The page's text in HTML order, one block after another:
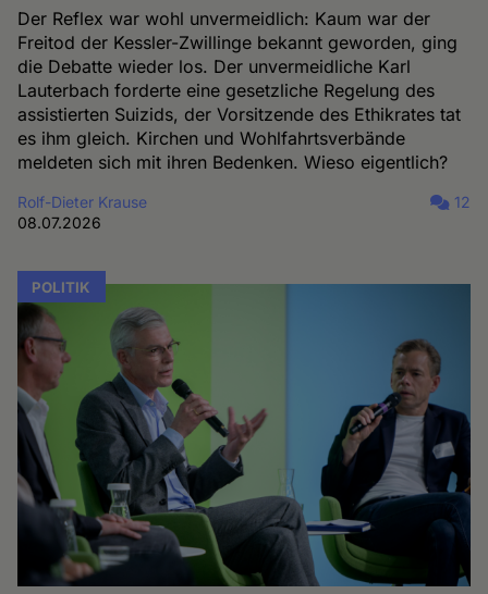
Der Reflex war wohl unvermeidlich: Kaum war der
Freitod der Kessler-Zwillinge bekannt geworden, ging
die Debatte wieder los. Der unvermeidliche Karl
Lauterbach forderte eine gesetzliche Regelung des
assistierten Suizids, der Vorsitzende des Ethikrates tat
es ihm gleich. Kirchen und Wohlfahrtsverbände
meldeten sich mit ihren Bedenken. Wieso eigentlich?
Rolf-Dieter Krause
08.07.2026
12
POLITIK